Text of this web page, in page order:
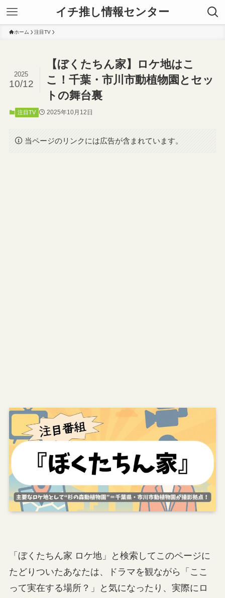
イチ推し情報センター
ホーム 注目TV
【ぼくたちん家】ロケ地はこ
こ！千葉・市川市動植物園とセッ
トの舞台裏
2025
10/12
注目TV 2025年10月12日
当ページのリンクには広告が含まれています。
「ぼくたちん家 ロケ地」と検索してこのページに
たどりついたあなたは、ドラマを観ながら「ここ
って実在する場所？」と気になったり、実際にロ